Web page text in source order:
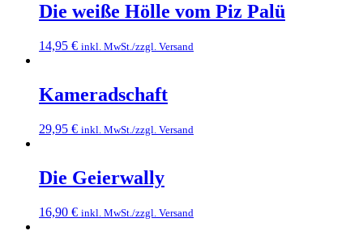
Die weiße Hölle vom Piz Palü
14,95 € inkl. MwSt./zzgl. Versand
Kameradschaft
29,95 € inkl. MwSt./zzgl. Versand
Die Geierwally
16,90 € inkl. MwSt./zzgl. Versand